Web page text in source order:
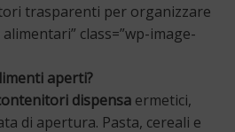
trasparenti per organizzare
class=”wp-image-
aperti?
dispensa ermetici,
di apertura. Pasta, cereali e